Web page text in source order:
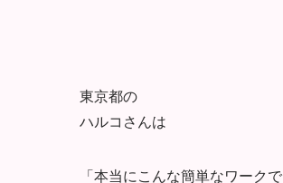
東京都の
ハルコさんは
「本当にこんな簡単なワークで